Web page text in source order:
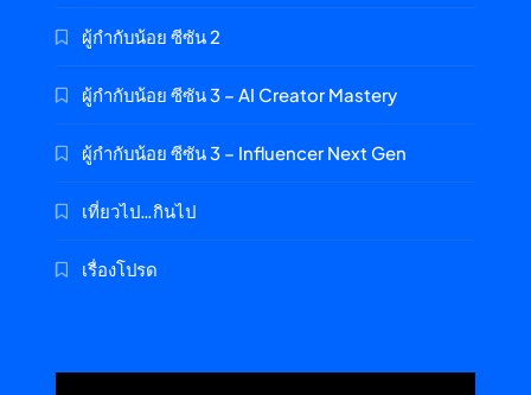
ผู้กำกับน้อย ซีซัน 2
ผู้กำกับน้อย ซีซัน 3 – AI Creator Mastery
ผู้กำกับน้อย ซีซัน 3 – Influencer Next Gen
เที่ยวไป…กินไป
เรื่องโปรด